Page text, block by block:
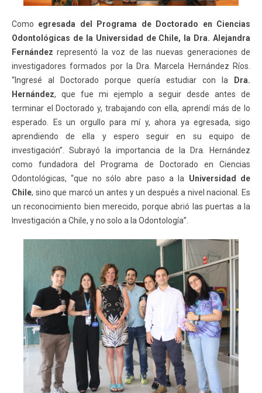
Como egresada del Programa de Doctorado en Ciencias
Odontológicas de la Universidad de Chile, la Dra. Alejandra
Fernándezrepresentó la voz de las nuevas generaciones de
investigadores formados por la Dra. Marcela Hernández Ríos.
“Ingresé al Doctorado porque quería estudiar con la
Dra.
Hernández, que fue mi ejemplo a seguir desde antes de
terminar el Doctorado y, trabajando con ella, aprendí más de lo
esperado. Es un orgullo para mí y, ahora ya egresada, sigo
aprendiendo de ella y espero seguir en su equipo de
investigación”. Subrayó la importancia de la Dra. Hernández
como fundadora del Programa de Doctorado en Ciencias
Odontológicas, “que no sólo abre paso a la Universidad de
Chile, sino que marcó un antes y un después a nivel nacional. Es
un reconocimiento bien merecido, porque abrió las puertas a la
Investigación a Chile, y no solo a la Odontología”.